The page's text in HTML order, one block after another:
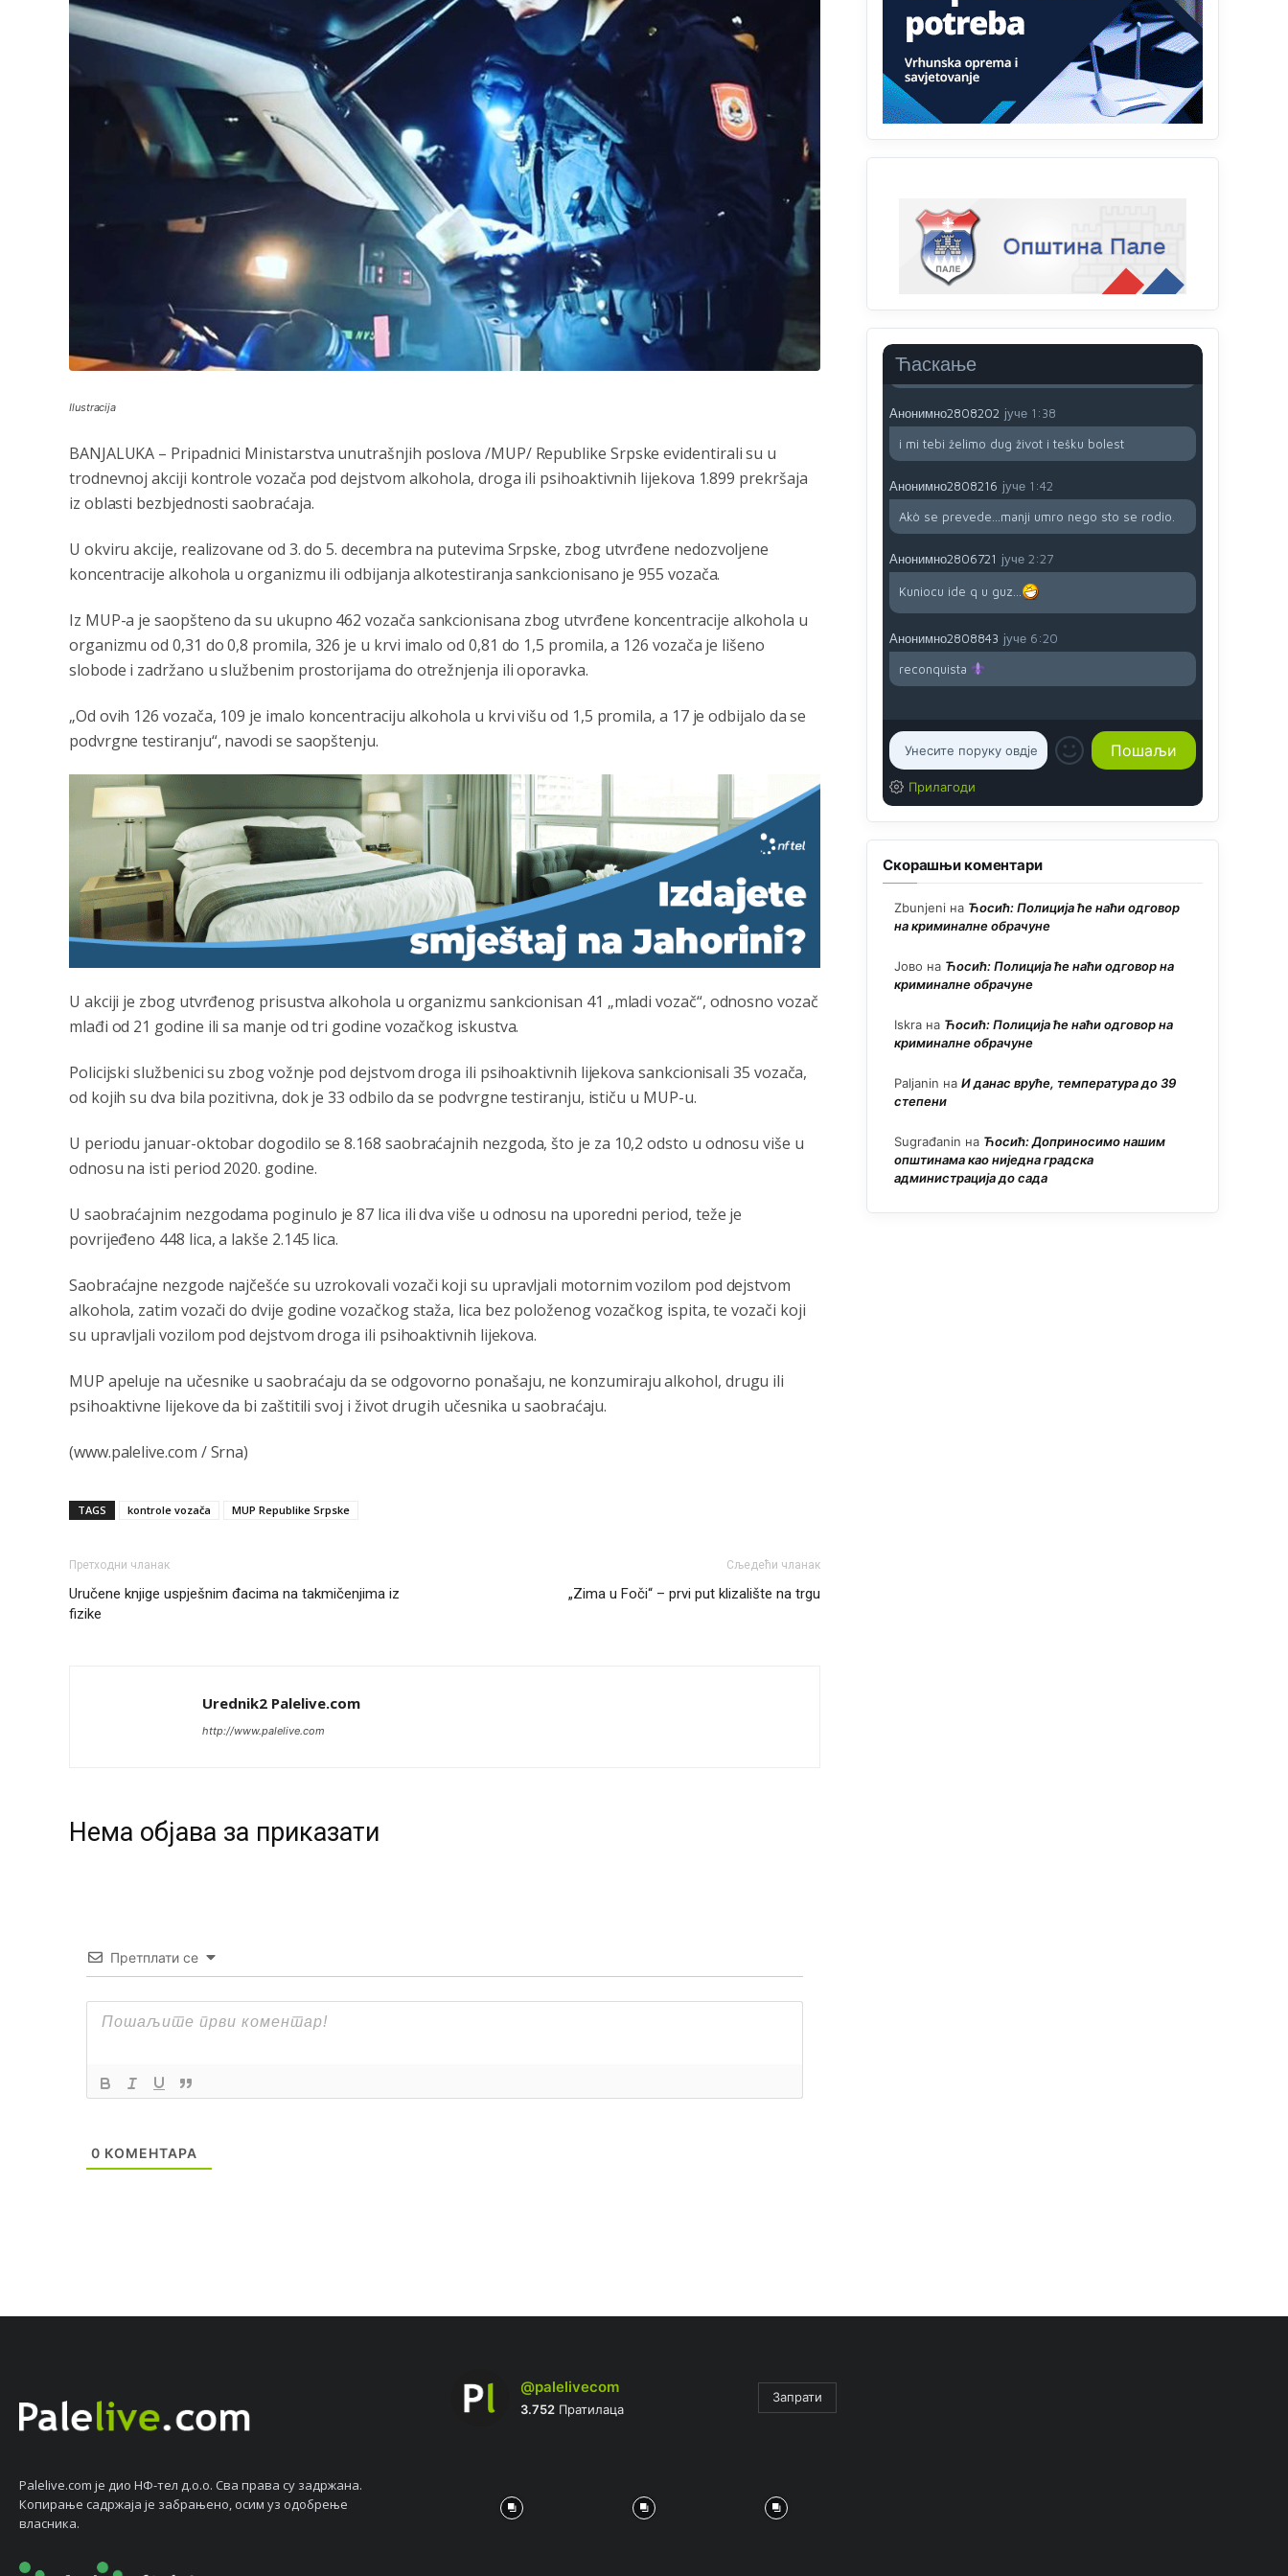
Ilustracija
BANJALUKA – Pripadnici Ministarstva unutrašnjih poslova /MUP/ Republike Srpske evidentirali su u
trodnevnoj akciji kontrole vozača pod dejstvom alkohola, droga ili psihoaktivnih lijekova 1.899 prekršaja
iz oblasti bezbjednosti saobraćaja.
U okviru akcije, realizovane od 3. do 5. decembra na putevima Srpske, zbog utvrđene nedozvoljene
koncentracije alkohola u organizmu ili odbijanja alkotestiranja sankcionisano je 955 vozača.
Iz MUP-a je saopšteno da su ukupno 462 vozača sankcionisana zbog utvrđene koncentracije alkohola u
organizmu od 0,31 do 0,8 promila, 326 je u krvi imalo od 0,81 do 1,5 promila, a 126 vozača je lišeno
slobode i zadržano u službenim prostorijama do otrežnjenja ili oporavka.
„Od ovih 126 vozača, 109 je imalo koncentraciju alkohola u krvi višu od 1,5 promila, a 17 je odbijalo da se
podvrgne testiranju“, navodi se saopštenju.
U akciji je zbog utvrđenog prisustva alkohola u organizmu sankcionisan 41 „mladi vozač“, odnosno vozač
mlađi od 21 godine ili sa manje od tri godine vozačkog iskustva.
Policijski službenici su zbog vožnje pod dejstvom droga ili psihoaktivnih lijekova sankcionisali 35 vozača,
od kojih su dva bila pozitivna, dok je 33 odbilo da se podvrgne testiranju, ističu u MUP-u.
U periodu januar-oktobar dogodilo se 8.168 saobraćajnih nezgoda, što je za 10,2 odsto u odnosu više u
odnosu na isti period 2020. godine.
U saobraćajnim nezgodama poginulo je 87 lica ili dva više u odnosu na uporedni period, teže je
povrijeđeno 448 lica, a lakše 2.145 lica.
Saobraćajne nezgode najčešće su uzrokovali vozači koji su upravljali motornim vozilom pod dejstvom
alkohola, zatim vozači do dvije godine vozačkog staža, lica bez položenog vozačkog ispita, te vozači koji
su upravljali vozilom pod dejstvom droga ili psihoaktivnih lijekova.
MUP apeluje na učesnike u saobraćaju da se odgovorno ponašaju, ne konzumiraju alkohol, drugu ili
psihoaktivne lijekove da bi zaštitili svoj i život drugih učesnika u saobraćaju.
(www.palelive.com / Srna)
TAGS kontrole vozača MUP Republike Srpske
Претходни чланак
Uručene knjige uspješnim đacima na takmičenjima iz
fizike
Сљедећи чланак
„Zima u Foči“ – prvi put klizalište na trgu
Urednik2 Palelive.com
http://www.palelive.com
Нeма објава за приказати
Претплати се
0 КОМЕНТАРА
Ћаскање
Анонимно2807895 јуче
Drzi pod kontrolom tri stvari jezik,karakter i
ponasanje...Uzivotu brani tri stvari:cast,prijatelja i
slabije.Iz
zivota iskljuci tri stvari uvredu,neznanje
izavist.Sve
dok si ziv gaji tri stvari
791 BiH nije priznala Kosovo kao nezavisnu
državu jer genocidna tvorevina pravi smetnju a
recimo Srbija je davno
svakom
proizvodu iz Srbije stoji -uvoznik za Kosovo
Sve i da se nekim čudom vojska Srbije "vrati" na
koga da brani? A imamo vojsku Kosova kojoj
želimo svako dobro i da se što bolje opreme
Анонимно2808202 јуче 1:38
i mi tebi želimo dug život i tešku bolest
Анонимно2808216 јуче 1:42
Akò se prevede...manji umro nego sto se rodio.
Анонимно2806721 јуче 2:27
Kuniocu ide q u guz...
Анонимно2808843 јуче 6:20
reconquista
Прилагоди
Скорашњи коментари
Zbunjeni на Ћосић: Полиција ће наћи одговор
на криминалне обрачуне
Јово на Ћосић: Полиција ће наћи одговор на
криминалне обрачуне
Iskra на Ћосић: Полиција ће наћи одговор на
криминалне обрачуне
Paljanin на И данас вруће, температура до 39
степени
Sugrađanin на Ћосић: Доприносимо нашим
општинама као ниједна градска
администрација до сада
Palelive.com јe дио НФ-тeл д.о.о. Сва права су задржана.
Копирањe садржаја јe забрањeно, осим уз одобрeњe
власника.
@palelivecom
3.752Пратилаца
Запрати